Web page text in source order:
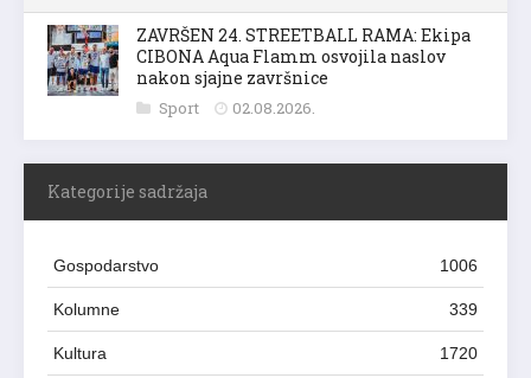
ZAVRŠEN 24. STREETBALL RAMA: Ekipa
CIBONA Aqua Flamm osvojila naslov
nakon sjajne završnice
Sport 02.08.2026.
Kategorije sadržaja
Gospodarstvo 1006
Kolumne 339
Kultura 1720